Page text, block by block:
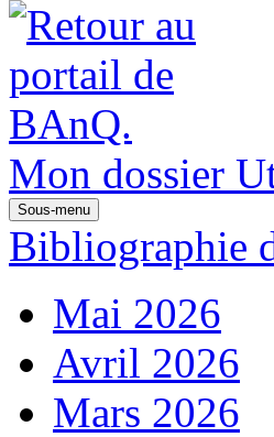
Mon dossier
Sous-menu
Bibliographie
Mai 2026
Avril 2026
Mars 2026